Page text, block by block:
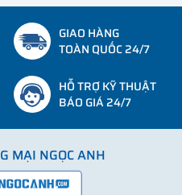
GIAO HÀNG
TOÀN QUỐC 24/7
HỖ TRỢ KỸ THUẬT
BÁO GIÁ 24/7
MẠI NGỌC ANH